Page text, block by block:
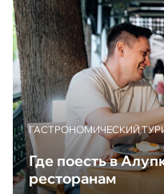
ГАСТРОНОМИЧЕСКИЙ
Где поесть в
ресторанам